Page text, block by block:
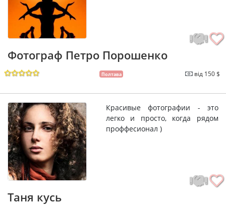
Фотограф Петро Порошенко
Полтава від 150 $
Красивые фотографии - это
легко и просто, когда рядом
проффесионал )
Таня кусь